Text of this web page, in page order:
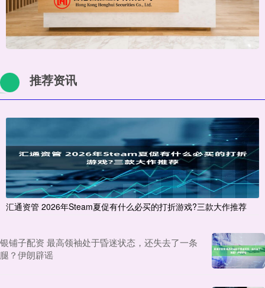
推荐资讯
汇通资管 2026年Steam夏促有什么必买的打折游戏?三款大作推荐
银铺子配资 最高领袖处于昏迷状态，还失去了一条
腿？伊朗辟谣